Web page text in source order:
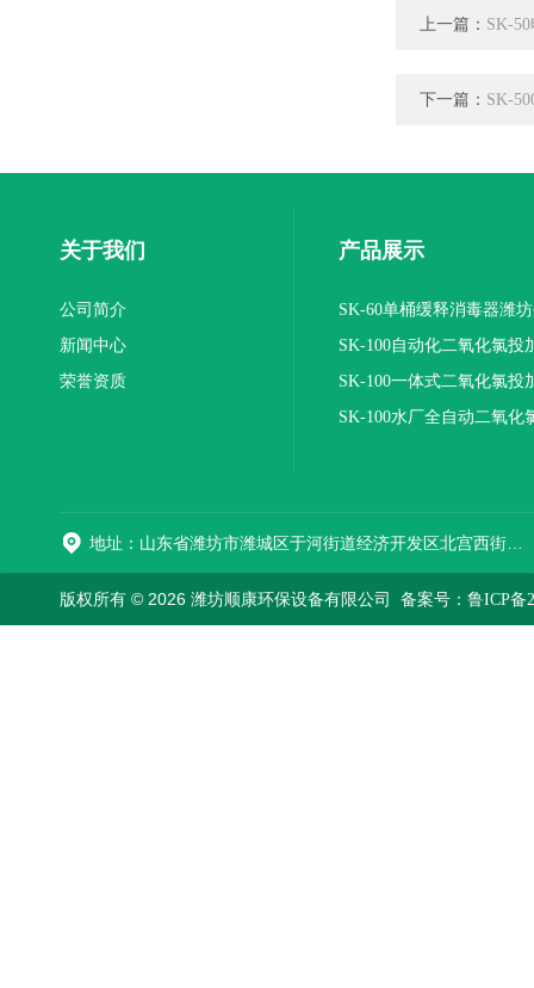
上一篇： SK-
下一篇： SK-
关于我们
公司简介
新闻中心
荣誉资质
产品展示
SK-60单桶缓释消毒器潍
SK-100自动化二氧化氯投
装置
SK-100一体式二氧化氯投
报价
SK-100水厂全自动二氧化
版权所有 © 2026 潍坊顺康环保设备有限公司 备案号：鲁ICP备